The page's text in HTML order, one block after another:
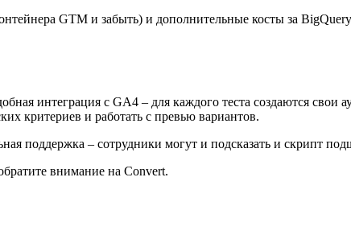
GTM и забыть) и дополнительные косты за
интеграция с GA4 – для каждого теста создаются свои
критериев и работать с превью вариантов.
поддержка – сотрудники могут и подсказать и скрипт
внимание на Convert.